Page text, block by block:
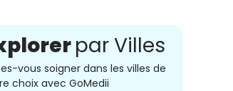
par Villes
vous soigner dans les villes de
choix avec GoMedii